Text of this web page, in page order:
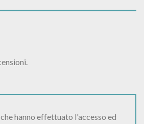
hanno effettuato l'accesso ed